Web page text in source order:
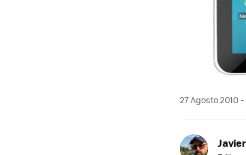
27 Agosto 2010